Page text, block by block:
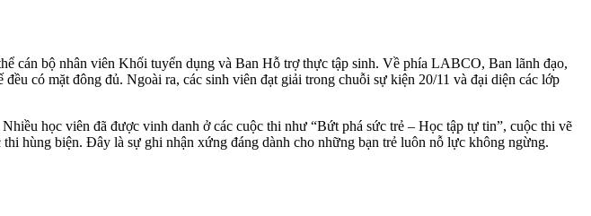
cán bộ nhân viên Khối tuyển dụng và Ban Hỗ trợ thực tập sinh. Về phía LABCO, Ban lãnh đạo,
có mặt đông đủ. Ngoài ra, các sinh viên đạt giải trong chuỗi sự kiện 20/11 và đại diện các lớp
Nhiều học viên đã được vinh danh ở các cuộc thi như “Bứt phá sức trẻ – Học tập tự tin”, cuộc thi vẽ
hùng biện. Đây là sự ghi nhận xứng đáng dành cho những bạn trẻ luôn nỗ lực không ngừng.